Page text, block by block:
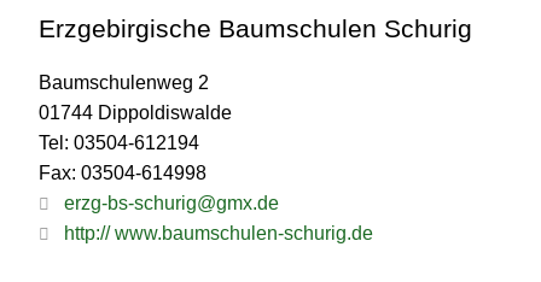
Erzgebirgische Baumschulen Schurig
Baumschulenweg 2
01744 Dippoldiswalde
Tel: 03504-612194
Fax: 03504-614998
erzg-bs-schurig@gmx.de
http:// www.baumschulen-schurig.de